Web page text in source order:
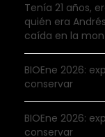
Tenía 21 años,
quién era
caída en la
BIOEne 2026:
conservar
BIOEne 2026:
conservar